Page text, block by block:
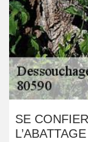
SE
L’ABATTAGE